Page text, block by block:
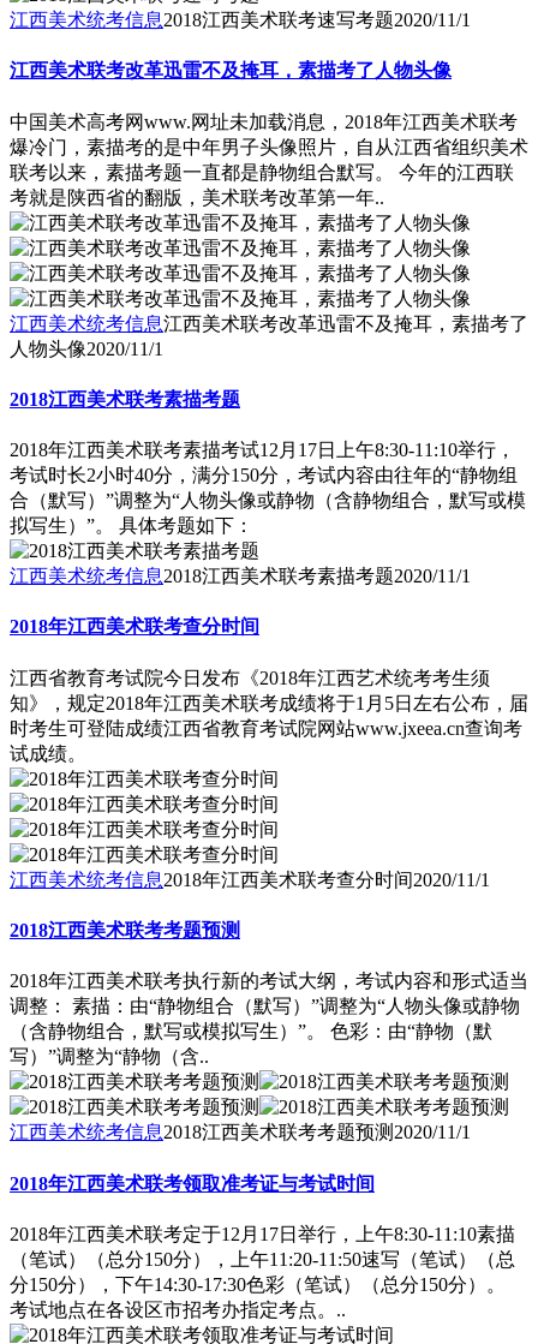
江西美术统考信息2018江西美术联考速写考题2020/11/1
江西美术联考改革迅雷不及掩耳，素描考了人物头像
中国美术高考网www.网址未加载消息，2018年江西美术联考
爆冷门，素描考的是中年男子头像照片，自从江西省组织美术
联考以来，素描考题一直都是静物组合默写。 今年的江西联
考就是陕西省的翻版，美术联考改革第一年..
江西美术统考信息江西美术联考改革迅雷不及掩耳，素描考了
人物头像2020/11/1
2018江西美术联考素描考题
2018年江西美术联考素描考试12月17日上午8:30-11:10举行，
考试时长2小时40分，满分150分，考试内容由往年的“静物组
合（默写）”调整为“人物头像或静物（含静物组合，默写或模
拟写生）”。 具体考题如下：
江西美术统考信息2018江西美术联考素描考题2020/11/1
2018年江西美术联考查分时间
江西省教育考试院今日发布《2018年江西艺术统考考生须
知》，规定2018年江西美术联考成绩将于1月5日左右公布，届
时考生可登陆成绩江西省教育考试院网站www.jxeea.cn查询考
试成绩。
江西美术统考信息2018年江西美术联考查分时间2020/11/1
2018江西美术联考考题预测
2018年江西美术联考执行新的考试大纲，考试内容和形式适当
调整： 素描：由“静物组合（默写）”调整为“人物头像或静物
（含静物组合，默写或模拟写生）”。 色彩：由“静物（默
写）”调整为“静物（含..
江西美术统考信息2018江西美术联考考题预测 2020/11/1
2018年江西美术联考领取准考证与考试时间
2018年江西美术联考定于12月17日举行，上午8:30-11:10素描
（笔试）（总分150分），上午11:20-11:50速写（笔试）（总
分150分），下午14:30-17:30色彩（笔试）（总分150分）。
考试地点在各设区市招考办指定考点。..